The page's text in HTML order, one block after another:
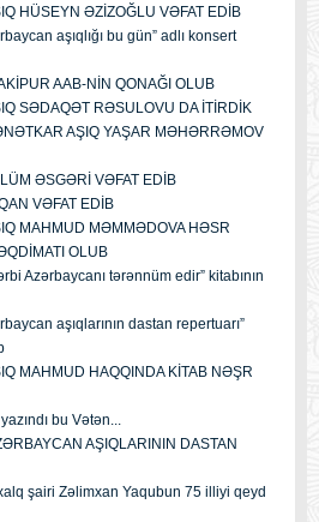
HÜSEYN ƏZİZOĞLU VƏFAT EDİB
aşıqlığı bu gün” adlı konsert
AAB-NİN QONAĞI OLUB
SƏDAQƏT RƏSULOVU DA İTİRDİK
AŞIQ YAŞAR MƏHƏRRƏMOV
ƏSGƏRİ VƏFAT EDİB
VƏFAT EDİB
MAHMUD MƏMMƏDOVA HƏSR
OLUB
Azərbaycanı tərənnüm edir” kitabının
aşıqlarının dastan repertuarı”
MAHMUD HAQQINDA KİTAB NƏŞR
bu Vətən...
AŞIQLARININ DASTAN
şairi Zəlimxan Yaqubun 75 illiyi qeyd